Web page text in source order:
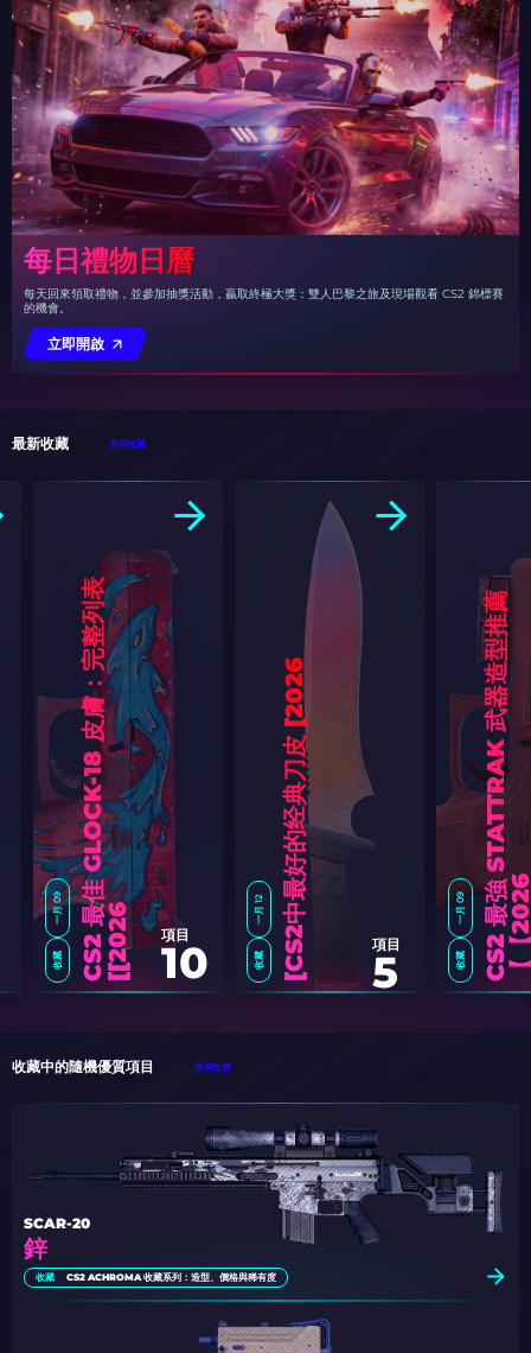
每日禮物日曆
每天回來領取禮物，並參加抽獎活動，贏取終極大獎：雙人巴黎之旅及現場觀看 CS2 錦標賽
的機會。
立即開啟
最新收藏 所有收藏
一月 09
收藏 C
S
2
最
強
S
T
A
T
T
R
A
K
武
器
造
型
推
薦
【
2
0
2
一月 12
收藏
C
S
2
中
最
好
的
经
典
刀
皮
[
2
0
2
6
] 項目
5
一月 09
收藏 C
S
2最
佳
G
L
O
C
K
-
1
8
皮
膚
：
完
整
列
表
[
2
0
26
] 項目
10
收藏中的隨機優質項目 所有收藏
鋅
SCAR-20
收藏 CS2 ACHROMA 收藏系列：造型、價格與稀有度